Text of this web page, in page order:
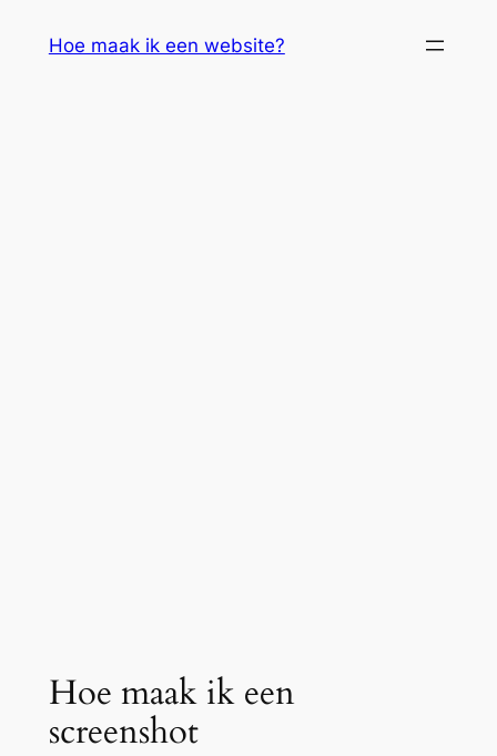
Hoe maak ik een website?
Hoe maak ik een
screenshot